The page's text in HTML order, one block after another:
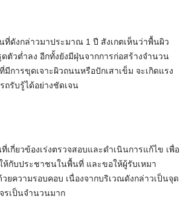
ดังกล่าวมาประมาณ 1 ปี สังเกตเห็นว่าพื้นผิว
ตัวต่ำลง อีกทั้งยังมีฝุ่นจากการก่อสร้างจำนวน
มีการขุดเจาะผิวถนนหรือปักเสาเข็ม จะเกิดแรง
ถรับรู้ได้อย่างชัดเจน
เกี่ยวข้องเร่งตรวจสอบและดำเนินการแก้ไข เพื่อ
ห้กับประชาชนในพื้นที่ และขอให้ผู้รับเหมา
ยความรอบคอบ เนื่องจากบริเวณดังกล่าวเป็นจุด
เป็นจำนวนมาก